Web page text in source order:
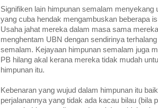
Signifiken lain himpunan semalam menyekang
yang cuba hendak mengambuskan beberapa
Usaha jahat mereka dalam masa sama
menghentam UBN dengan sendirinya
semalam. Kejayaan himpunan semalam juga
PB hilang akal kerana mereka tidak mudah
himpunan itu.
Kebenaran yang wujud dalam himpunan itu
perjalanannya yang tidak ada kacau bilau (bila
..JANGAN PEDULI APA